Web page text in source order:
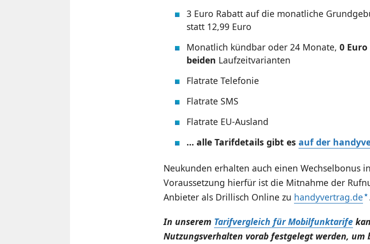
3 Euro Rabatt auf die monatliche
statt 12,99 Euro
Monatlich kündbar oder 24 Monate, 0
beiden Laufzeitvarianten
Flatrate Telefonie
Flatrate SMS
Flatrate EU-Ausland
… alle Tarifdetails gibt es auf der
Neukunden erhalten auch einen Wechselbonus
Voraussetzung hierfür ist die Mitnahme der
Anbieter als Drillisch Online zu handyvertrag.de
In unserem Tarifvergleich für Mobilfunktarife
Nutzungsverhalten vorab festgelegt werden, um